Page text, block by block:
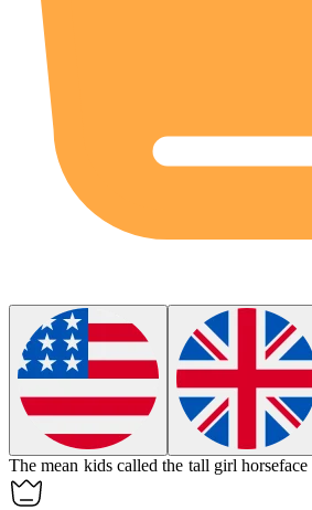
The mean kids called the tall girlhorseface